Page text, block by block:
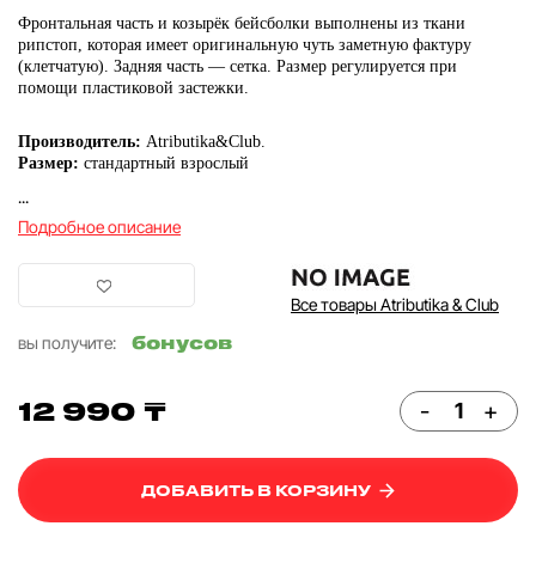
Фронтальная часть и козырёк бейсболки выполнены из ткани
рипстоп, которая имеет оригинальную чуть заметную фактуру
(клетчатую). Задняя часть — сетка. Размер регулируется при
помощи пластиковой застежки.
Производитель: Atributika&Club.
Размер: стандартный взрослый
...
Подробное описание
Все товары Atributika & Club
вы получите:
бонусов
12 990 ₸ - +
ДОБАВИТЬ В КОРЗИНУ